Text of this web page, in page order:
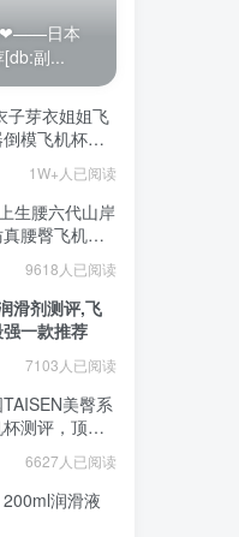
❤——日本
副...
子芽衣姐姐飞
模飞机杯测
1W+人已阅读
生腰六代山岸
腰臀飞机杯
玩家
9618人已阅读
滑剂测评,飞
一款推荐
7103人已阅读
美臀系
测评，顶级
受!6627人已阅读
润滑液